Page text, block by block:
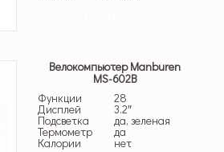
Велокомпьютер Manburen
MS-602B
Функции
28
Дисплей 3.2″
Подсветка да, зеленая
Термометр да
Калории нет